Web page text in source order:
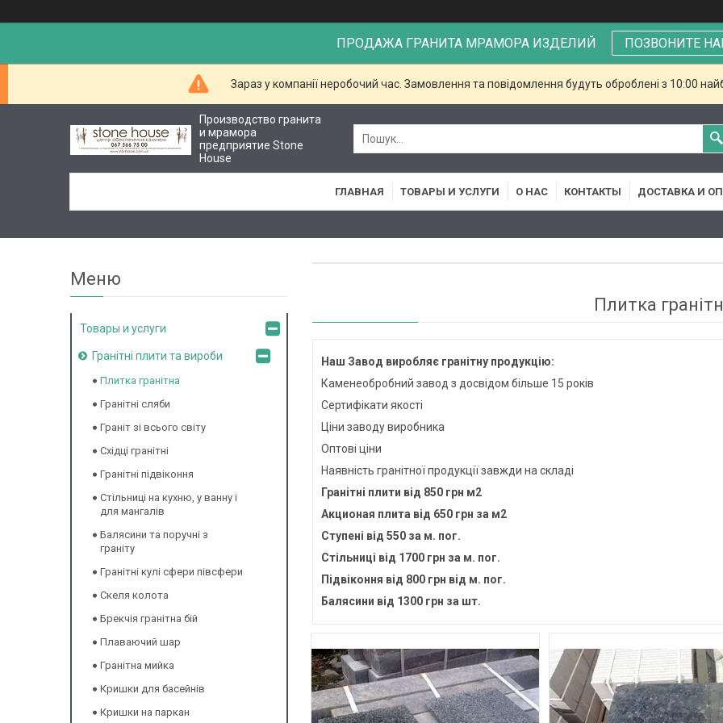
ПРОДАЖА ГРАНИТА МРАМОРА ИЗДЕЛИЙ ПОЗВОНИТЕ
Зараз у компанії неробочий час. Замовлення та повідомлення будуть оброблені з 10:00
Производство гранита
и мрамора
предприятие Stone
House
ГЛАВНАЯ ТОВАРЫ И УСЛУГИ О НАС КОНТАКТЫ ДОСТАВКА И
Плитка
Наш Завод виробляє гранітну продукцію:
Каменеобробний завод з досвідом більше 15 років
Сертифікати якості
Ціни заводу виробника
Оптові ціни
Наявність гранітної продукції завжди на складі
Гранітні плити від 850 грн м2
Акционая плита від 650 грн за м2
Ступені від 550 за м. пог.
Стільниці від 1700 грн за м. пог.
Підвіконня від 800 грн від м. пог.
Балясини від 1300 грн за шт.
Товары и услуги
Гранітні плити та вироби
Плитка гранітна
Гранітні сляби
Граніт зі всього світу
Східці гранітні
Гранітні підвіконня
Стільниці на кухню, у ванну і
для мангалів
Балясини та поручні з
граніту
Гранітні кулі сфери півсфери
Скеля колота
Брекчія гранітна бій
Плаваючий шар
Гранітна мийка
Кришки для басейнів
Кришки на паркан